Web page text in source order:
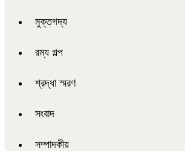
মুক্তগদ্য
রম্য গল্প
শ্রদ্ধা স্মরণ
সংবাদ
সম্পাদকীয়